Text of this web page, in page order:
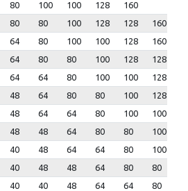
80 100 100 128
160
80 80 100 128 128
160
64 80 100 100 128 160
64 80 80 100 128 128
64 64 80 100 100 128
48 64 80 80 100 128
48 64 64 80 100 100
48 48 64 80 80 100
40 48 64 64 80 100
40 48 48 64 80 80
40 40 48 64 64 80